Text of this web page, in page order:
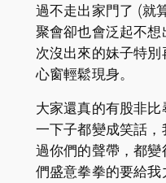
過不走出家門了 (就
聚會卻也會泛起不
次沒出來的妹子特
心窗輕鬆現身。
大家還真的有股非
一下子都變成笑話
過你們的聲帶，都
們盛意拳拳的要給